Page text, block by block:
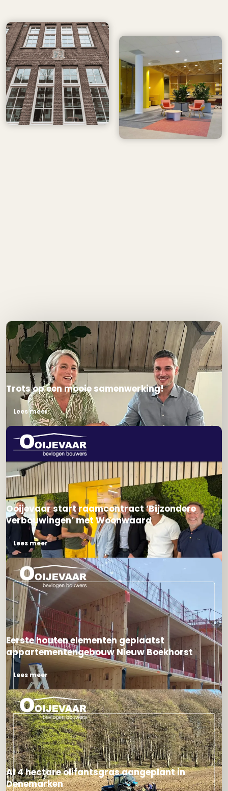
Trots op een mooie samenwerking!
Lees meer
Ooijevaar start raamcontract ‘Bijzondere
verbouwingen’ met Woonwaard
Lees meer
Eerste houten elementen geplaatst
appartementengebouw Nieuw Boekhorst
Lees meer
Al 4 hectare olifantsgras aangeplant in
Denemarken